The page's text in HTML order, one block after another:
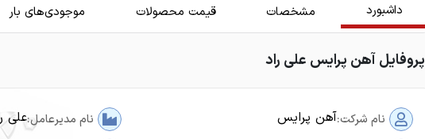
داشبورد مشخصات قیمت محصولات موجودی‌های بار
پروفایل آهن پرایس علی راد
نام شرکت:آهن پرایس نام مدیرعامل:علی